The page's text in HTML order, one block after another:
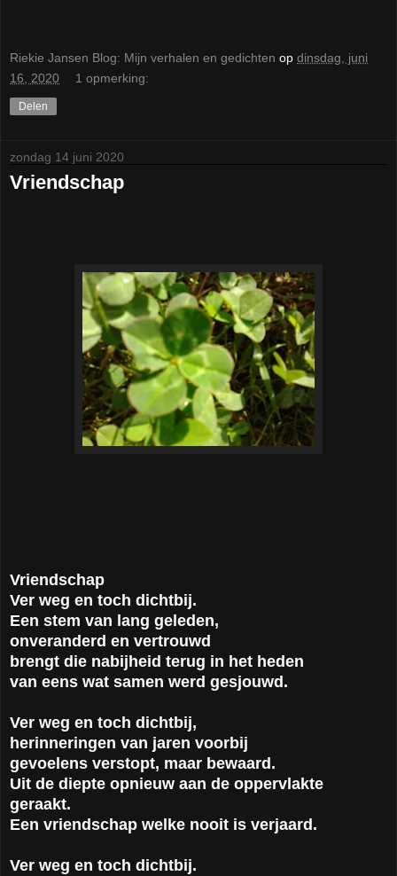
Riekie Jansen Blog: Mijn verhalen en gedichten op dinsdag, juni
16, 2020
1 opmerking:
Delen
zondag 14 juni 2020
Vriendschap
Vriendschap
Ver weg en toch dichtbij.
Een stem van lang geleden,
onveranderd en vertrouwd
brengt die nabijheid terug in het heden
van eens wat samen werd gesjouwd.
Ver weg en toch dichtbij,
herinneringen van jaren voorbij
gevoelens verstopt, maar bewaard.
Uit de diepte opnieuw aan de oppervlakte
geraakt.
Een vriendschap welke nooit is verjaard.
Ver weg en toch dichtbij.